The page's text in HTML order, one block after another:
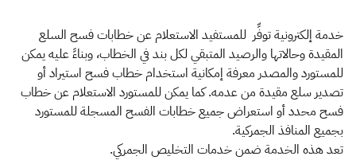
الإقرار الضريبي
التصرفات العقارية
خدمة إلكترونية توفِّر للمستفيد الاستعلام عن خطابات فسح السلع
المقيدة وحالاتها والرصيد المتبقي لكل بند في الخطاب، وبناءً عليه يمكن
للمستورد والمصدر معرفة إمكانية استخدام خطاب فسح استيراد أو
تصدير سلع مقيدة من عدمه. كما يمكن للمستورد الاستعلام عن خطاب
فسح محدد أو استعراض جميع خطابات الفسح المسجلة للمستورد
بجميع المنافذ الجمركية.
تعد هذه الخدمة ضمن خدمات التخليص الجمركي.